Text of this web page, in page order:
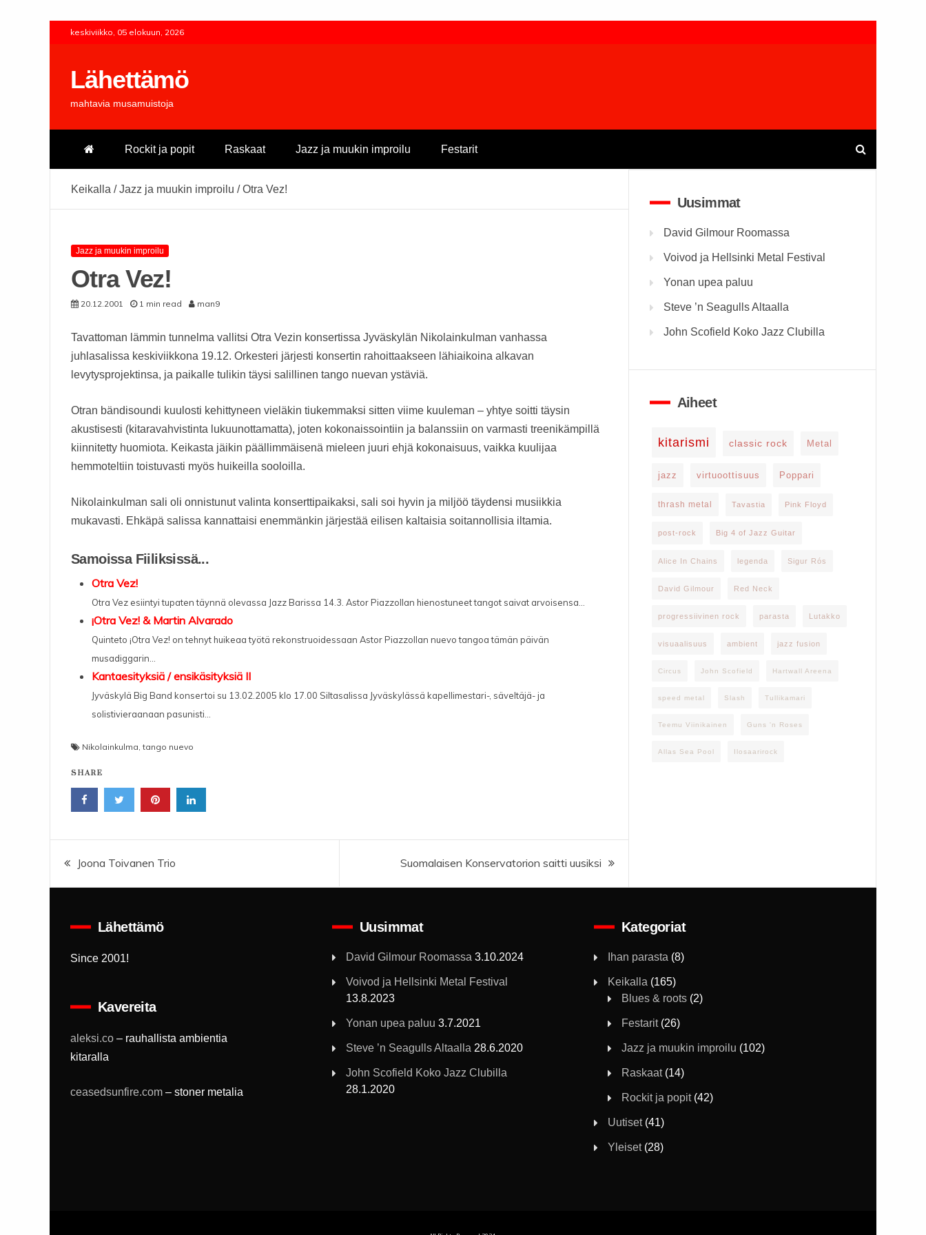
keskiviikko, 05 elokuun, 2026
Lähettämö
mahtavia musamuistoja
Rockit ja popit Raskaat Jazz ja muukin improilu Festarit
Keikalla /Jazz ja muukin improilu /Otra Vez!
Jazz ja muukin improilu
Otra Vez!
20.12.2001 1 min read man9
Tavattoman lämmin tunnelma vallitsi Otra Vezin konsertissa Jyväskylän Nikolainkulman vanhassa
juhlasalissa keskiviikkona 19.12. Orkesteri järjesti konsertin rahoittaakseen lähiaikoina alkavan
levytysprojektinsa, ja paikalle tulikin täysi salillinen tango nuevan ystäviä.
Otran bändisoundi kuulosti kehittyneen vieläkin tiukemmaksi sitten viime kuuleman – yhtye soitti täysin
akustisesti (kitaravahvistinta lukuunottamatta), joten kokonaissointiin ja balanssiin on varmasti treenikämpillä
kiinnitetty huomiota. Keikasta jäikin päällimmäisenä mieleen juuri ehjä kokonaisuus, vaikka kuulijaa
hemmoteltiin toistuvasti myös huikeilla sooloilla.
Nikolainkulman sali oli onnistunut valinta konserttipaikaksi, sali soi hyvin ja miljöö täydensi musiikkia
mukavasti. Ehkäpä salissa kannattaisi enemmänkin järjestää eilisen kaltaisia soitannollisia iltamia.
Samoissa Fiiliksissä...
Otra Vez!
Otra Vez esiintyi tupaten täynnä olevassa Jazz Barissa 14.3. Astor Piazzollan hienostuneet tangot saivat arvoisensa...
¡Otra Vez! & Martin Alvarado
Quinteto ¡Otra Vez! on tehnyt huikeaa työtä rekonstruoidessaan Astor Piazzollan nuevo tangoa tämän päivän
musadiggarin...
Kantaesityksiä / ensikäsityksiä II
Jyväskylä Big Band konsertoi su 13.02.2005 klo 17.00 Siltasalissa Jyväskylässä kapellimestari-, säveltäjä- ja
solistivieraanaan pasunisti...
Nikolainkulma,tango nuevo
SHARE
Artikkelien
selaus
Joona Toivanen Trio Suomalaisen Konservatorion saitti uusiksi
Uusimmat
David Gilmour Roomassa
Voivod ja Hellsinki Metal Festival
Yonan upea paluu
Steve ’n Seagulls Altaalla
John Scofield Koko Jazz Clubilla
Aiheet
kitarismi classic rock Metal
jazz virtuoottisuus Poppari
thrash metal Tavastia Pink Floyd
post-rock Big 4 of Jazz Guitar
Alice In Chains legenda Sigur Rós
David Gilmour Red Neck
progressiivinen rock parasta Lutakko
visuaalisuus ambient jazz fusion
Circus John Scofield Hartwall Areena
speed metal Slash Tullikamari
Teemu Viinikainen Guns 'n Roses
Allas Sea Pool Ilosaarirock
Lähettämö
Since 2001!
Kavereita
aleksi.co – rauhallista ambientia
kitaralla
ceasedsunfire.com – stoner metalia
Uusimmat
David Gilmour Roomassa 3.10.2024
Voivod ja Hellsinki Metal Festival
13.8.2023
Yonan upea paluu 3.7.2021
Steve ’n Seagulls Altaalla 28.6.2020
John Scofield Koko Jazz Clubilla
28.1.2020
Kategoriat
Ihan parasta (8)
Keikalla (165)
Blues & roots(2)
Festarit(26)
Jazz ja muukin improilu (102)
Raskaat(14)
Rockit ja popit(42)
Uutiset(41)
Yleiset(28)